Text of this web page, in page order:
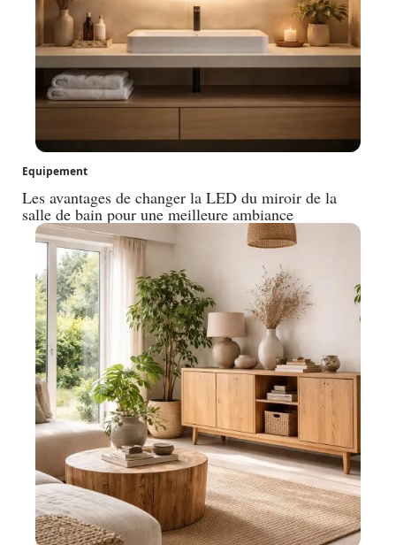
Equipement
Les avantages de changer la LED du miroir de la
salle de bain pour une meilleure ambiance